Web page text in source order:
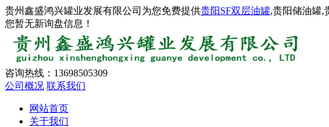
贵州鑫盛鸿兴罐业发展有限公司为您免费提供贵阳SF双层油罐,贵阳储油罐,
您暂无新询盘信息！
咨询热线： 13698505309
公司概况 联系我们
网站首页
关于我们